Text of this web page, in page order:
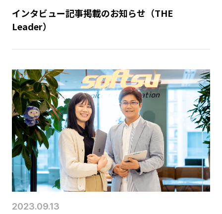
インタビュー記事掲載のお知らせ（THE
Leader）
2023.09.13